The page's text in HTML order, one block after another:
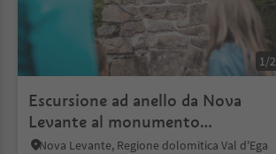
1/2
Escursione ad anello da Nova
Levante al monumento
Elisabetta
Nova Levante, Regione dolomitica Val d'Ega